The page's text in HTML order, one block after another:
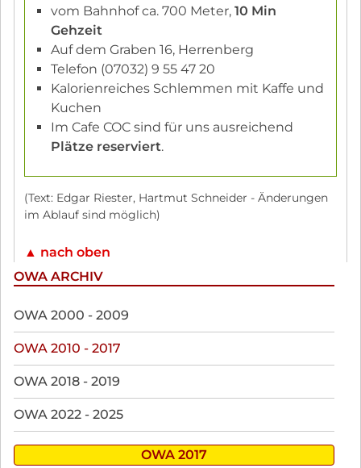
vom Bahnhof ca. 700 Meter, 10 Min
Gehzeit
Auf dem Graben 16, Herrenberg
Telefon (07032) 9 55 47 20
Kalorienreiches Schlemmen mit Kaffe und
Kuchen
Im Cafe COC sind für uns ausreichend
Plätze reserviert.
(Text: Edgar Riester, Hartmut Schneider - Änderungen
im Ablauf sind möglich)
▲ nach oben
OWA ARCHIV
Navigation
OWA 2000 - 2009
OWA 2010 - 2017
OWA 2018 - 2019
OWA 2022 - 2025
OWA 2017